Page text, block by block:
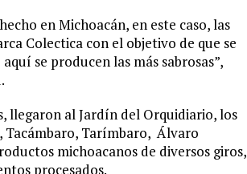
en Michoacán, en este caso, las
Colectica con el objetivo de que se
se producen las más sabrosas”,
llegaron al Jardín del Orquidiario, los
Tacámbaro, Tarímbaro, Álvaro
michoacanos de diversos giros,
procesados.